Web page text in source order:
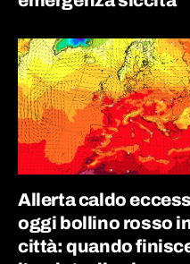
Allerta caldo
oggi bollino rosso
città: quando